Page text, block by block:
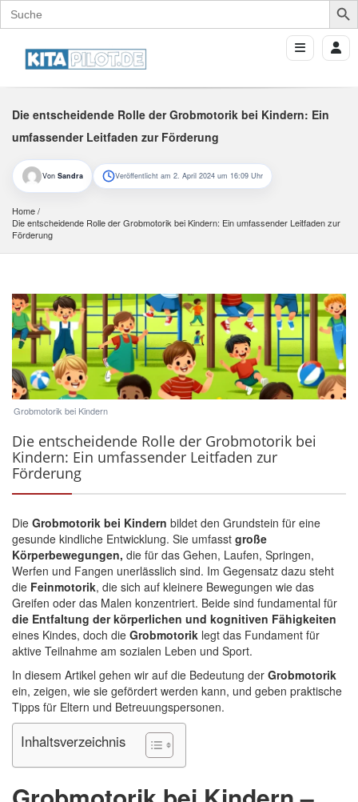
Search
for:
Die entscheidende Rolle der Grobmotorik bei Kindern: Ein
umfassender Leitfaden zur Förderung
Von Sandra Veröffentlicht am 2. April 2024 um 16:09 Uhr
Home
Die entscheidende Rolle der Grobmotorik bei Kindern: Ein umfassender Leitfaden zur
Förderung
Grobmotorik bei Kindern
Die entscheidende Rolle der Grobmotorik bei
Kindern: Ein umfassender Leitfaden zur
Förderung
Die Grobmotorik bei Kindern bildet den Grundstein für eine
gesunde kindliche Entwicklung. Sie umfasst große
Körperbewegungen, die für das Gehen, Laufen, Springen,
Werfen und Fangen unerlässlich sind. Im Gegensatz dazu steht
die Feinmotorik, die sich auf kleinere Bewegungen wie das
Greifen oder das Malen konzentriert. Beide sind fundamental für
die Entfaltung der körperlichen und kognitiven Fähigkeiten
eines Kindes, doch die Grobmotorik legt das Fundament für
aktive Teilnahme am sozialen Leben und Sport.
In diesem Artikel gehen wir auf die Bedeutung der Grobmotorik
ein, zeigen, wie sie gefördert werden kann, und geben praktische
Tipps für Eltern und Betreuungspersonen.
Inhaltsverzeichnis